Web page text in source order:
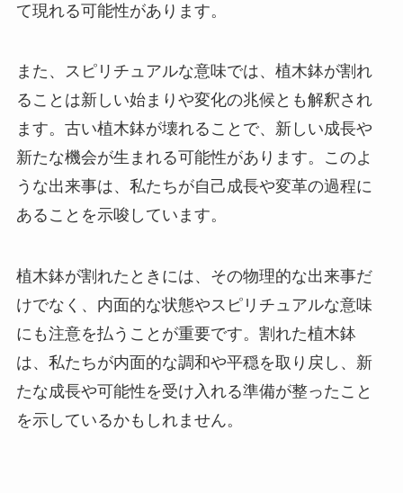
て現れる可能性があります。
また、スピリチュアルな意味では、植木鉢が割れ
ることは新しい始まりや変化の兆候とも解釈され
ます。古い植木鉢が壊れることで、新しい成長や
新たな機会が生まれる可能性があります。このよ
うな出来事は、私たちが自己成長や変革の過程に
あることを示唆しています。
植木鉢が割れたときには、その物理的な出来事だ
けでなく、内面的な状態やスピリチュアルな意味
にも注意を払うことが重要です。割れた植木鉢
は、私たちが内面的な調和や平穏を取り戻し、新
たな成長や可能性を受け入れる準備が整ったこと
を示しているかもしれません。